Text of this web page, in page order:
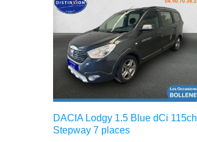
DACIA Lodgy 1.5 Blue dCi 115ch
Stepway 7 places